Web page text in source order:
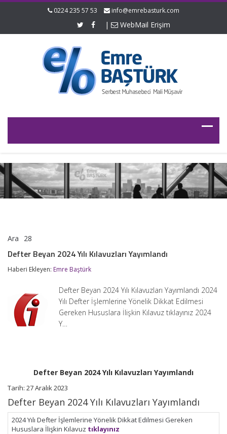
0224 235 57 53 info@emrebasturk.com
| WebMail Erişim
Ara 28
2024
Kılavuzları
Defter Beyan 2024 Yılı Kılavuzları Yayımlandı
Haberi Ekleyen: Emre Baştürk
Defter Beyan 2024 Yılı Kılavuzları Yayımlandı 2024
Yılı Defter İşlemlerine Yönelik Dikkat Edilmesi
Gereken Hususlara İlişkin Kılavuz tıklayınız 2024
Y…
Defter Beyan 2024 Yılı Kılavuzları Yayımlandı
Tarih: 27 Aralık 2023
Defter Beyan 2024 Yılı Kılavuzları Yayımlandı
2024 Yılı Defter İşlemlerine Yönelik Dikkat Edilmesi Gereken
Hususlara İlişkin Kılavuz tıklayınız